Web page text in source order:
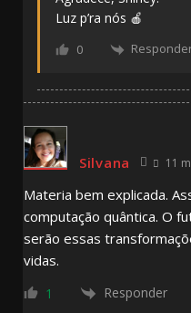
Luz p’ra nós 🍎
0
Silvana 11
Materia bem explicada.
computação quântica. O
serão essas
vidas.
1 Responder